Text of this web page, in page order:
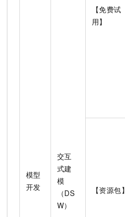
模型
开发
交互
式建
模
（DS
W）
【免费试
用】
【资源包】